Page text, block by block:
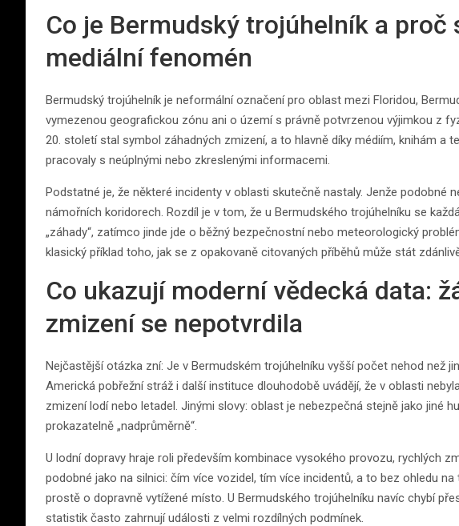
Co je Bermudský trojúhelník a proč
mediální fenomén
Bermudský trojúhelník je neformální označení pro oblast mezi Floridou,
vymezenou geografickou zónu ani o území s právně potvrzenou výjimkou z
20. století stal symbol záhadných zmizení, a to hlavně díky médiím, knihám a
pracovaly s neúplnými nebo zkreslenými informacemi.
Podstatné je, že některé incidenty v oblasti skutečně nastaly. Jenže podobné
námořních koridorech. Rozdíl je v tom, že u Bermudského trojúhelníku se
„záhady“, zatímco jinde jde o běžný bezpečnostní nebo meteorologický
klasický příklad toho, jak se z opakovaně citovaných příběhů může stát
Co ukazují moderní vědecká data:
zmizení se nepotvrdila
Nejčastější otázka zní: Je v Bermudském trojúhelníku vyšší počet nehod než
Americká pobřežní stráž i další instituce dlouhodobě uvádějí, že v oblasti
zmizení lodí nebo letadel. Jinými slovy: oblast je nebezpečná stejně jako jiné
prokazatelně „nadprůměrně“.
U lodní dopravy hraje roli především kombinace vysokého provozu, rychlých
podobné jako na silnici: čím více vozidel, tím více incidentů, a to bez ohledu na
prostě o dopravně vytížené místo. U Bermudského trojúhelníku navíc chybí
statistik často zahrnují události z velmi rozdílných podmínek.